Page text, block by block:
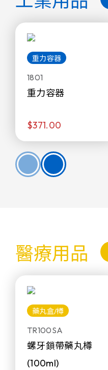
重力容器
1801
重力容器
$371.00
醫療用品
藥丸盒/樽
TR100SA
螺牙鎖帶藥丸樽
(100ml)